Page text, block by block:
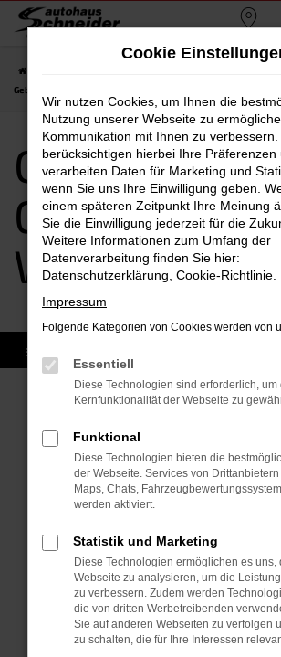
Zum
Gebrauchtwagen Waldkraiburg
CUPRA Ateca
Waldkraiburg
Fehler: Network Error
Beim Laden ist ein Fehler aufgetreten.
Hier sind ein paar Tipps, die dir
Internetverbindung.
Laden andere Webseiten, zum
Suchmaschine?
Prüfe deine
Manche Erweiterungen, wie
Cookie
Wir nutzen Cookies, um Ihnen die
Nutzung unserer Webseite zu
Kommunikation mit Ihnen zu verbessern.
berücksichtigen hierbei Ihre Präferenzen
verarbeiten Daten für Marketing und
wenn Sie uns Ihre Einwilligung geben.
einem späteren Zeitpunkt Ihre Meinung
Sie die Einwilligung jederzeit für die
Weitere Informationen zum Umfang der
Datenverarbeitung finden Sie hier:
Datenschutzerklärung Cookie-Richtlinie
Impressum
Folgende Kategorien von Cookies werden von
Essentiell
Diese Technologien sind erforderlich, um
Kernfunktionalität der Webseite zu
Funktional
Diese Technologien bieten die
der Webseite. Services von
Maps, Chats,
werden aktiviert.
Statistik und Marketing
Diese Technologien ermöglichen es uns,
Webseite zu analysieren, um die
zu verbessern. Zudem werden
die von dritten Werbetreibenden
Sie auf anderen Webseiten zu verfolgen
zu schalten, die für Ihre Interessen